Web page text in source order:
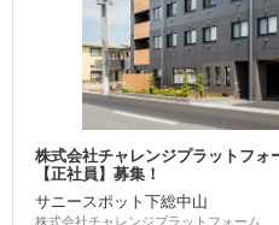
株式会社チャレンジプラットフォ
【正社員】募集！
サニースポット下総中山
株式会社チャレンジプラットフォーム